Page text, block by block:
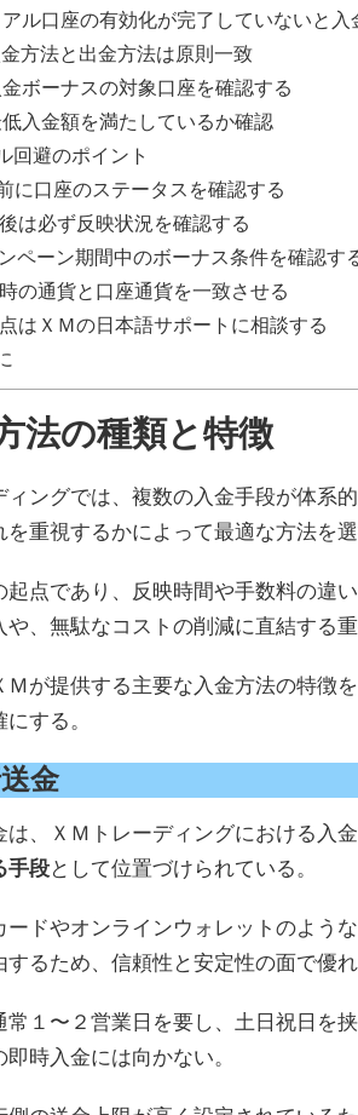
ル口座の有効化が完了していないと入
方法と出金方法は原則一致
ボーナスの対象口座を確認する
入金額を満たしているか確認
回避のポイント
に口座のステータスを確認する
は必ず反映状況を確認する
ペーン期間中のボーナス条件を確認す
の通貨と口座通貨を一致させる
はＸＭの日本語サポートに相談する
法の種類と特徴
ィングでは、複数の入金手段が体系
重視するかによって最適な方法を
起点であり、反映時間や手数料の違
、無駄なコストの削減に直結する重
Ｍが提供する主要な入金方法の特徴
する。
金
は、ＸＭトレーディングにおける入金
手段として位置づけられている。
ードやオンラインウォレットのよう
るため、信頼性と安定性の面で優
常１〜２営業日を要し、土日祝日を
時入金には向かない。